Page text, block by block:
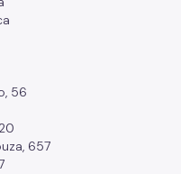
56
657